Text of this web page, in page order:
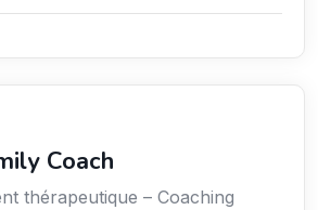
Coach
thérapeutique – Coaching